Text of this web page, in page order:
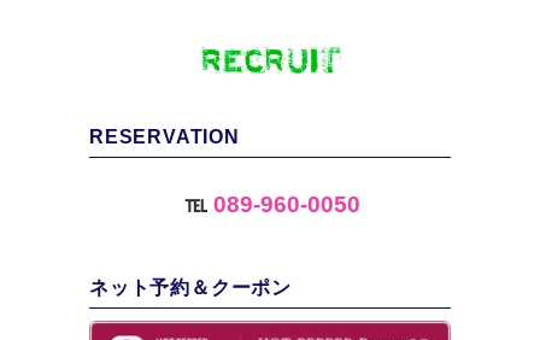
RESERVATION
℡ 089-960-0050
ネット予約＆クーポン